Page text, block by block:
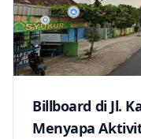
Billboard di Jl.
Menyapa